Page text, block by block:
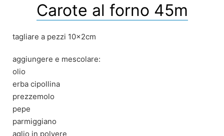
Carote al forno 45m
tagliare a pezzi 10x2cm
aggiungere e mescolare:
olio
erba cipollina
prezzemolo
pepe
parmiggiano
aglio in polvere